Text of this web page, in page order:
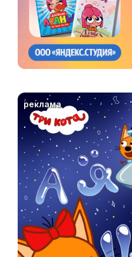
реклама